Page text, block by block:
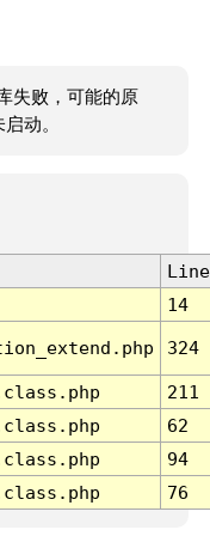
失败，可能的原
动。
Line
14
324
211
62
94
76